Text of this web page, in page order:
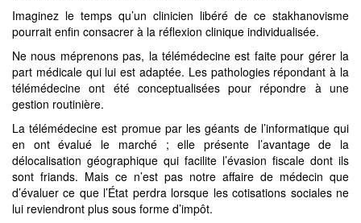
Imaginez le temps qu’un clinicien libéré de ce stakhanovisme
pourrait enfin consacrer à la réflexion clinique individualisée.
Ne nous méprenons pas, la télémédecine est faite pour gérer la
part médicale qui lui est adaptée. Les pathologies répondant à la
télémédecine ont été conceptualisées pour répondre à une
gestion routinière.
La télémédecine est promue par les géants de l’informatique qui
en ont évalué le marché ; elle présente l’avantage de la
délocalisation géographique qui facilite l’évasion fiscale dont ils
sont friands. Mais ce n’est pas notre affaire de médecin que
d’évaluer ce que l’État perdra lorsque les cotisations sociales ne
lui reviendront plus sous forme d’impôt.